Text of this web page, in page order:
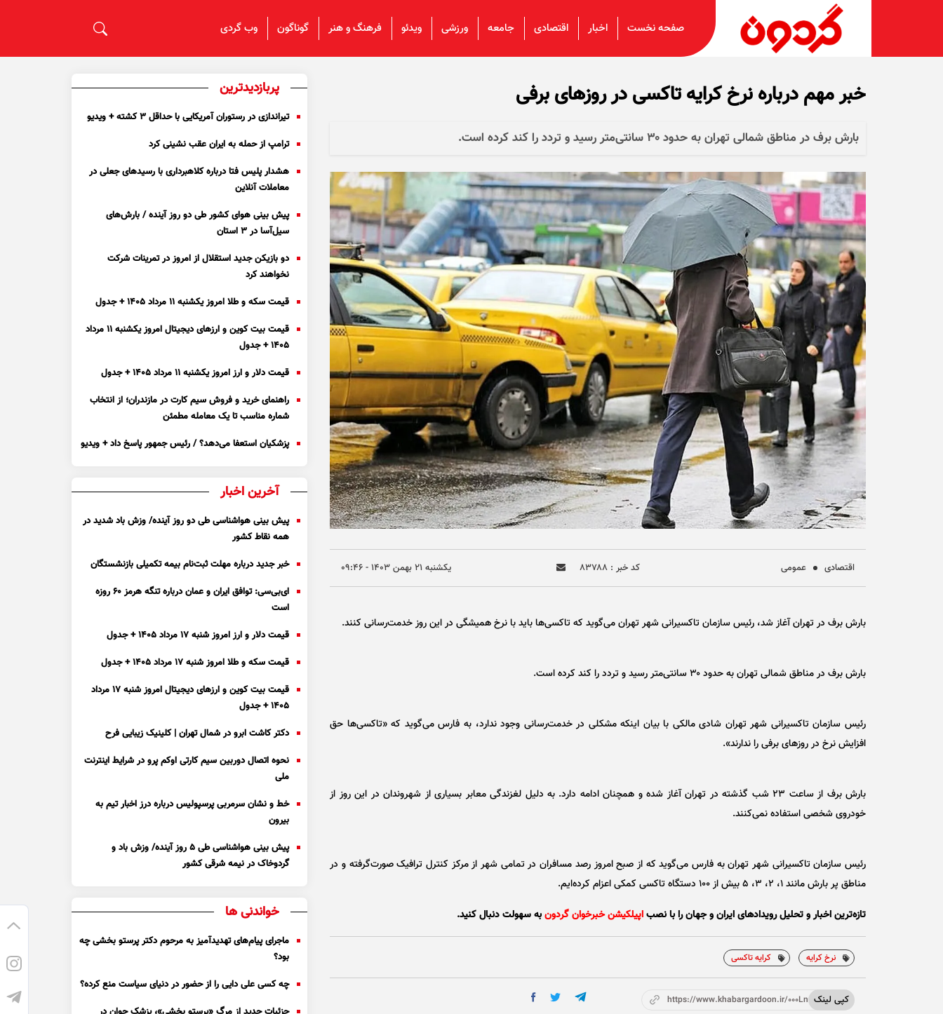
صفحه نخست اخبار اقتصادی جامعه ورزشی ویدئو فرهنگ و هنر گوناگون وب گردی
خبر مهم درباره نرخ کرایه تاکسی در روز‌های برفی
بارش برف در مناطق شمالی تهران به حدود ۳۰ سانتی‌متر رسید و تردد را کند کرده است.
اقتصادی عمومی کد خبر : ۸۳۷۸۸ يکشنبه ۲۱ بهمن ۱۴۰۳ - ۰۹:۴۶
بارش برف در تهران آغاز شد، رئیس سازمان تاکسیرانی شهر تهران می‌گوید که تاکسی‌ها باید با نرخ همیشگی در این روز خدمت‌رسانی کنند.
بارش برف در مناطق شمالی تهران به حدود ۳۰ سانتی‌متر رسید و تردد را کند کرده است.
رئیس سازمان تاکسیرانی شهر تهران شادی مالکی با بیان اینکه مشکلی در خدمت‌رسانی وجود ندارد، به فارس می‌گوید که «تاکسی‌ها حق
افزایش نرخ در روز‌های برفی را ندارند».
بارش برف از ساعت ۲۳ شب گذشته در تهران آغاز شده و همچنان ادامه دارد. به دلیل لغزندگی معابر بسیاری از شهروندان در این روز از
خودروی شخصی استفاده نمی‌کنند.
رئیس سازمان تاکسیرانی شهر تهران به فارس می‌گوید که از صبح امروز رصد مسافران در تمامی شهر از مرکز کنترل ترافیک صورت‌گرفته و در
مناطق پر بارش مانند ۱، ۲، ۳، ۵ بیش از ۱۰۰ دستگاه تاکسی کمکی اعزام کرده‌ایم.
تازه‌ترین اخبار و تحلیل‌ رویدادهای ایران و جهان را با نصباپیلکیشن خبرخوان گردونبه سهولت دنبال کنید.
نرخ کرایه کرایه تاکسی
کپی لینکhttps://www.khabargardoon.ir/000LnQ
پربازدیدترین
تیراندازی در رستوران آمریکایی با حداقل ۳ کشته + ویدیو
ترامپ از حمله به ایران عقب نشینی کرد
هشدار پلیس فتا درباره کلاهبرداری با رسید‌های جعلی در
معاملات آنلاین
پیش بینی هوای کشور طی دو روز آینده / بارش‌های
سیل‌آسا در ۳ استان
دو بازیکن جدید استقلال از امروز در تمرینات شرکت
نخواهند کرد
قیمت سکه و طلا امروز یکشنبه ۱۱ مرداد ۱۴۰۵ + جدول
قیمت بیت کوین و ارز‌های دیجیتال امروز یکشنبه ۱۱ مرداد
۱۴۰۵ + جدول
قیمت دلار و ارز امروز یکشنبه ۱۱ مرداد ۱۴۰۵ + جدول
راهنمای خرید و فروش سیم کارت در مازندران؛ از انتخاب
شماره مناسب تا یک معامله مطمئن
پزشکیان استعفا می‌دهد؟ / رئیس جمهور پاسخ داد + ویدیو
آخرین اخبار
پیش بینی هواشناسی طی دو روز آینده/ وزش باد شدید در
همه نقاط کشور
خبر جدید درباره مهلت ثبت‌نام بیمه تکمیلی بازنشستگان
ای‌بی‌سی: توافق ایران و عمان درباره تنگه هرمز ۶۰ روزه
است
قیمت دلار و ارز امروز شنبه ۱۷ مرداد ۱۴۰۵ + جدول
قیمت سکه و طلا امروز شنبه ۱۷ مرداد ۱۴۰۵ + جدول
قیمت بیت کوین و ارز‌های دیجیتال امروز شنبه ۱۷ مرداد
۱۴۰۵ + جدول
دکتر کاشت ابرو در شمال تهران | کلینیک زیبایی فرح
نحوه اتصال دوربین سیم کارتی اوکم پرو در شرایط اینترنت
ملی
خط و نشان سرمربی پرسپولیس درباره درز اخبار تیم به
بیرون
پیش بینی هواشناسی طی ۵ روز آینده/ وزش باد و
گردوخاک در نیمه شرقی کشور
خواندنی ها
ماجرای پیام‌های تهدیدآمیز به مرحوم دکتر پرستو بخشی چه
بود؟
چه کسی علی دایی را از حضور در دنیای سیاست منع کرده؟